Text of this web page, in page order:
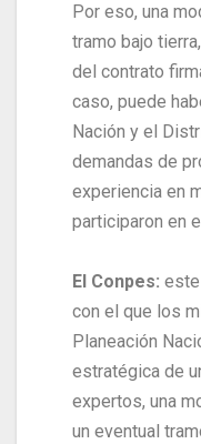
Por eso, una
tramo bajo
del contrato
caso, puede
Nación y el
demandas de
experiencia en
participaron en
El Conpes:
con el que los
Planeación
estratégica de
expertos, una
un eventual